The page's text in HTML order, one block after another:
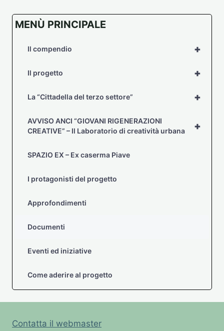
MENÙ PRINCIPALE
+
Il compendio
+
Il progetto
+
La “Cittadella del terzo settore”
+
AVVISO ANCI “GIOVANI RIGENERAZIONI
CREATIVE” – Il Laboratorio di creatività urbana
SPAZIO EX – Ex caserma Piave
I protagonisti del progetto
Approfondimenti
Documenti
Eventi ed iniziative
Come aderire al progetto
Contatta il webmaster